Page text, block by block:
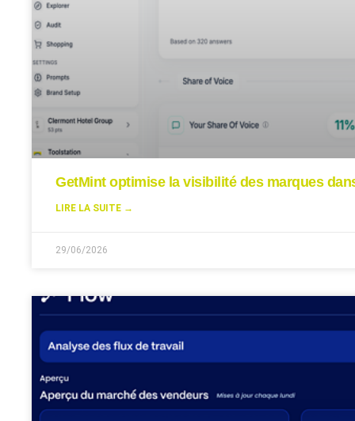
GetMint optimise la visibilité des marques
LIRE LA SUITE →
29/06/2026